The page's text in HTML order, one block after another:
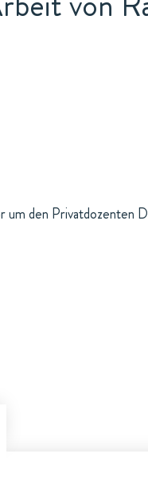
um den Privatdozenten